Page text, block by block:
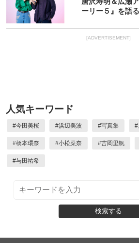
ーリー５』を語る
[ADVERTISEMENT]
人気キーワード
#今田美桜 #浜辺美波 #写真集 #
#橋本環奈 #小松菜奈 #吉岡里帆
#与田祐希
検索する